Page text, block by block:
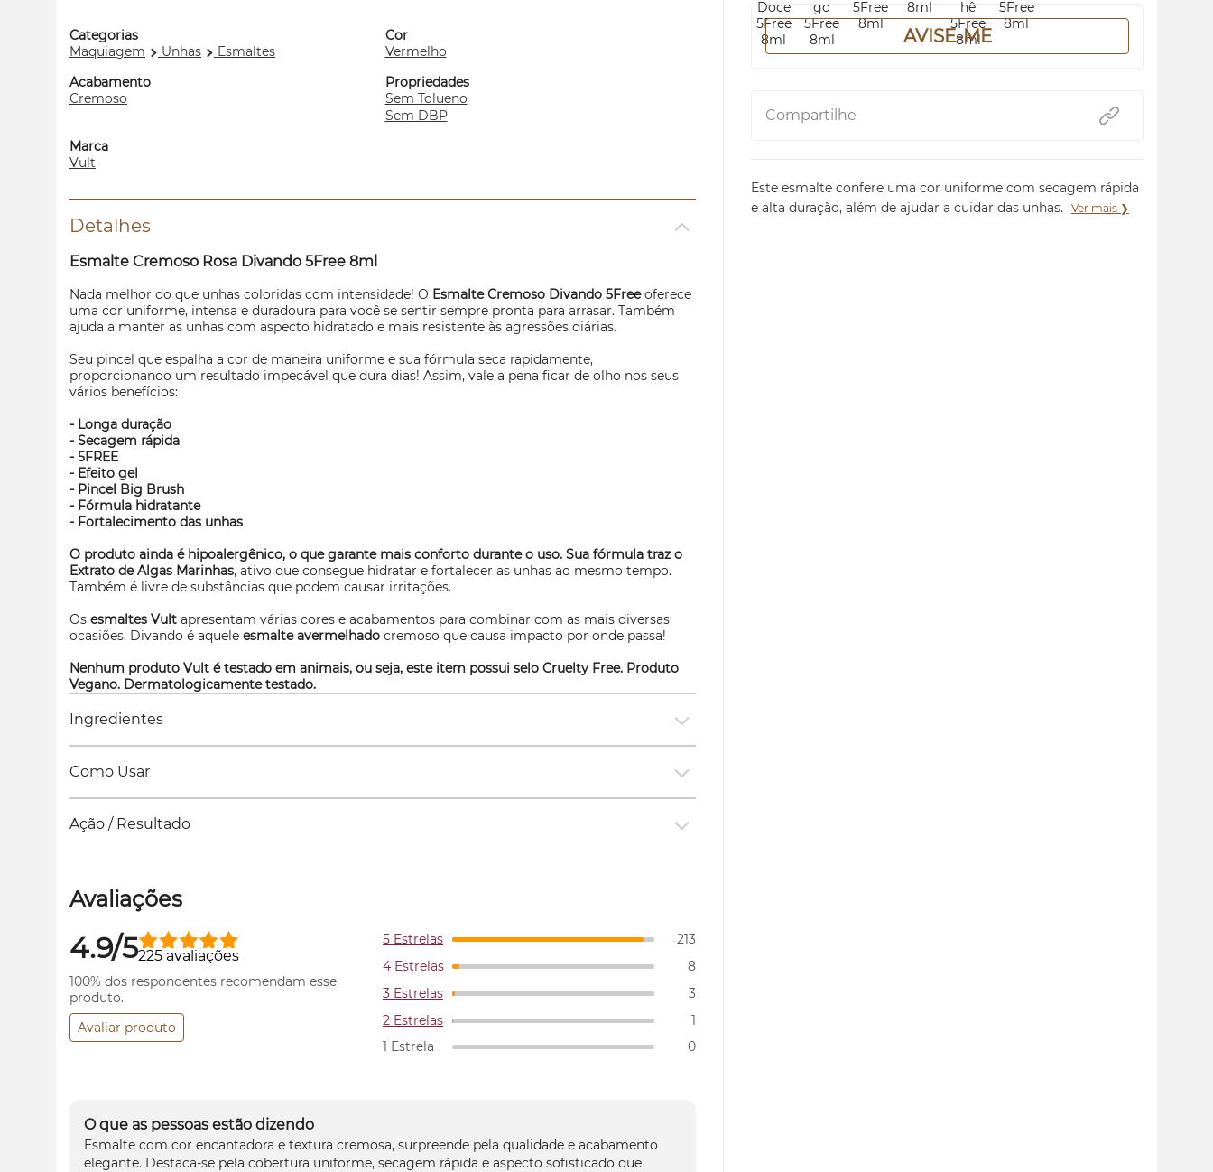
AVISE-ME
Compartilhe
Este esmalte confere uma cor uniforme com secagem rápida
e alta duração, além de ajudar a cuidar das unhas.
Ver mais ❯
Categorias
Maquiagem
Unhas Esmaltes
Cor
Vermelho
Acabamento
Cremoso
Propriedades
Sem Tolueno
Sem DBP
Marca
Vult
Detalhes
Esmalte Cremoso Rosa Divando 5Free 8ml
Nada melhor do que unhas coloridas com intensidade! O Esmalte Cremoso Divando 5Freeoferece
uma cor uniforme, intensa e duradoura para você se sentir sempre pronta para arrasar. Também
ajuda a manter as unhas com aspecto hidratado e mais resistente às agressões diárias.
Seu pincel que espalha a cor de maneira uniforme e sua fórmula seca rapidamente,
proporcionando um resultado impecável que dura dias! Assim, vale a pena ficar de olho nos seus
vários benefícios:
- Longa duração
- Secagem rápida
- 5FREE
- Efeito gel
- Pincel Big Brush
- Fórmula hidratante
- Fortalecimento das unhas
O produto ainda é hipoalergênico, o que garante mais conforto durante o uso. Sua fórmula traz o
Extrato de Algas Marinhas, ativo que consegue hidratar e fortalecer as unhas ao mesmo tempo.
Também é livre de substâncias que podem causar irritações.
Os esmaltes Vult apresentam várias cores e acabamentos para combinar com as mais diversas
ocasiões. Divando é aquele esmalte avermelhado cremoso que causa impacto por onde passa!
Nenhum produto Vult é testado em animais, ou seja, este item possui selo Cruelty Free. Produto
Vegano. Dermatologicamente testado.
Ingredientes
Como Usar
Ação / Resultado
Avaliações
4.9/5225 avaliações
100% dos respondentes recomendam esse
produto.
Avaliar produto
5 Estrelas
213
4 Estrelas
8
3 Estrelas
3
2 Estrelas
1
1 Estrela
0
O que as pessoas estão dizendo
Esmalte com cor encantadora e textura cremosa, surpreende pela qualidade e acabamento
elegante. Destaca-se pela cobertura uniforme, secagem rápida e aspecto sofisticado que